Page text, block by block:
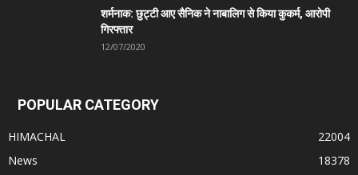
शर्मनाक: छुट्टी आए सैनिक ने नाबालिग से किया कुकर्म, आरोपी
गिरफ्तार
12/07/2020
POPULAR CATEGORY
HIMACHAL
22004
News
18378